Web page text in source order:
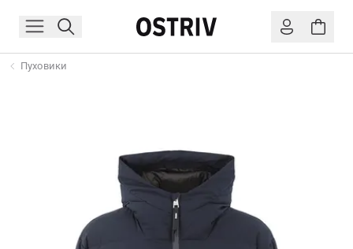
Пуховики